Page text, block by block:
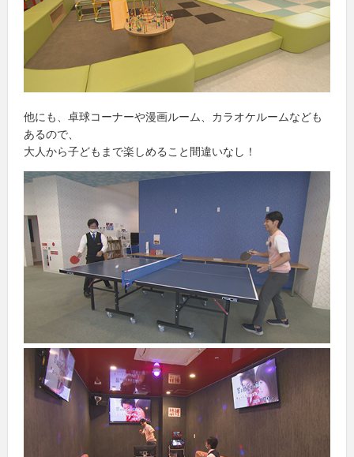
他にも、卓球コーナーや漫画ルーム、カラオケルームなども
あるので、
大人から子どもまで楽しめること間違いなし！